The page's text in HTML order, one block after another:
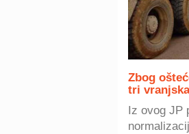
Zbog
tri
Iz ovog JP